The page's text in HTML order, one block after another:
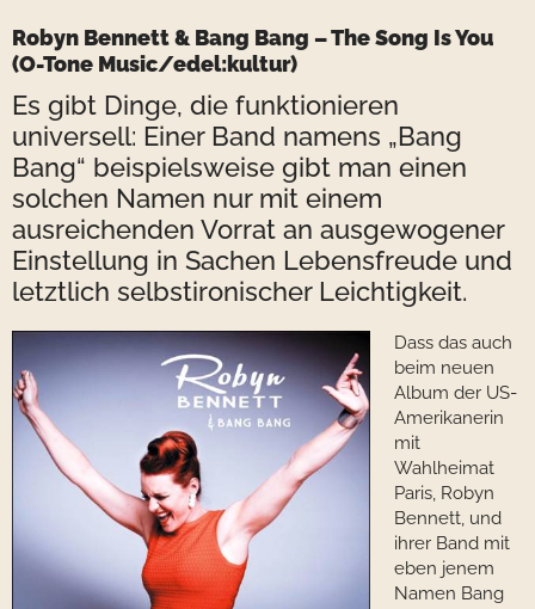
Robyn Bennett & Bang Bang – The Song Is You
(O-Tone Music/edel:kultur)
Es gibt Dinge, die funktionieren
universell: Einer Band namens „Bang
Bang“ beispielsweise gibt man einen
solchen Namen nur mit einem
ausreichenden Vorrat an ausgewogener
Einstellung in Sachen Lebensfreude und
letztlich selbstironischer Leichtigkeit.
Dass das auch
beim neuen
Album der US-
Amerikanerin
mit
Wahlheimat
Paris, Robyn
Bennett, und
ihrer Band mit
eben jenem
Namen Bang